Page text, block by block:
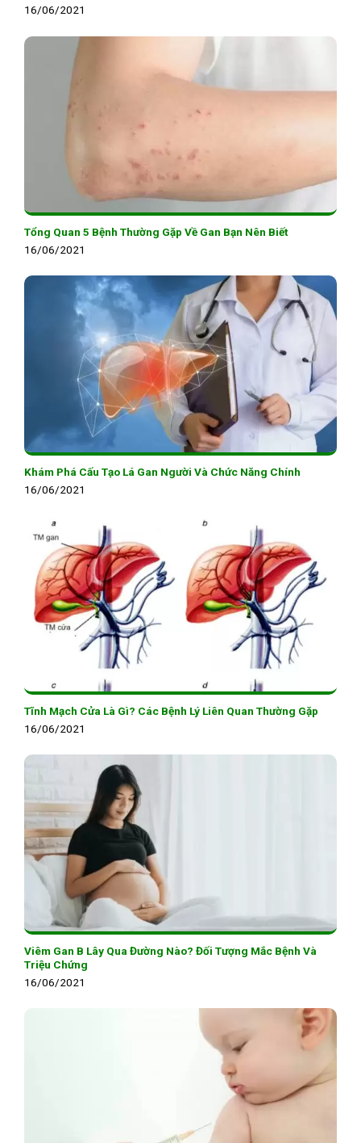
16/06/2021
Tổng Quan 5 Bệnh Thường Gặp Về Gan Bạn Nên Biết
16/06/2021
Khám Phá Cấu Tạo Lá Gan Người Và Chức Năng Chính
16/06/2021
Tĩnh Mạch Cửa Là Gì? Các Bệnh Lý Liên Quan Thường Gặp
16/06/2021
Viêm Gan B Lây Qua Đường Nào? Đối Tượng Mắc Bệnh Và
Triệu Chứng
16/06/2021